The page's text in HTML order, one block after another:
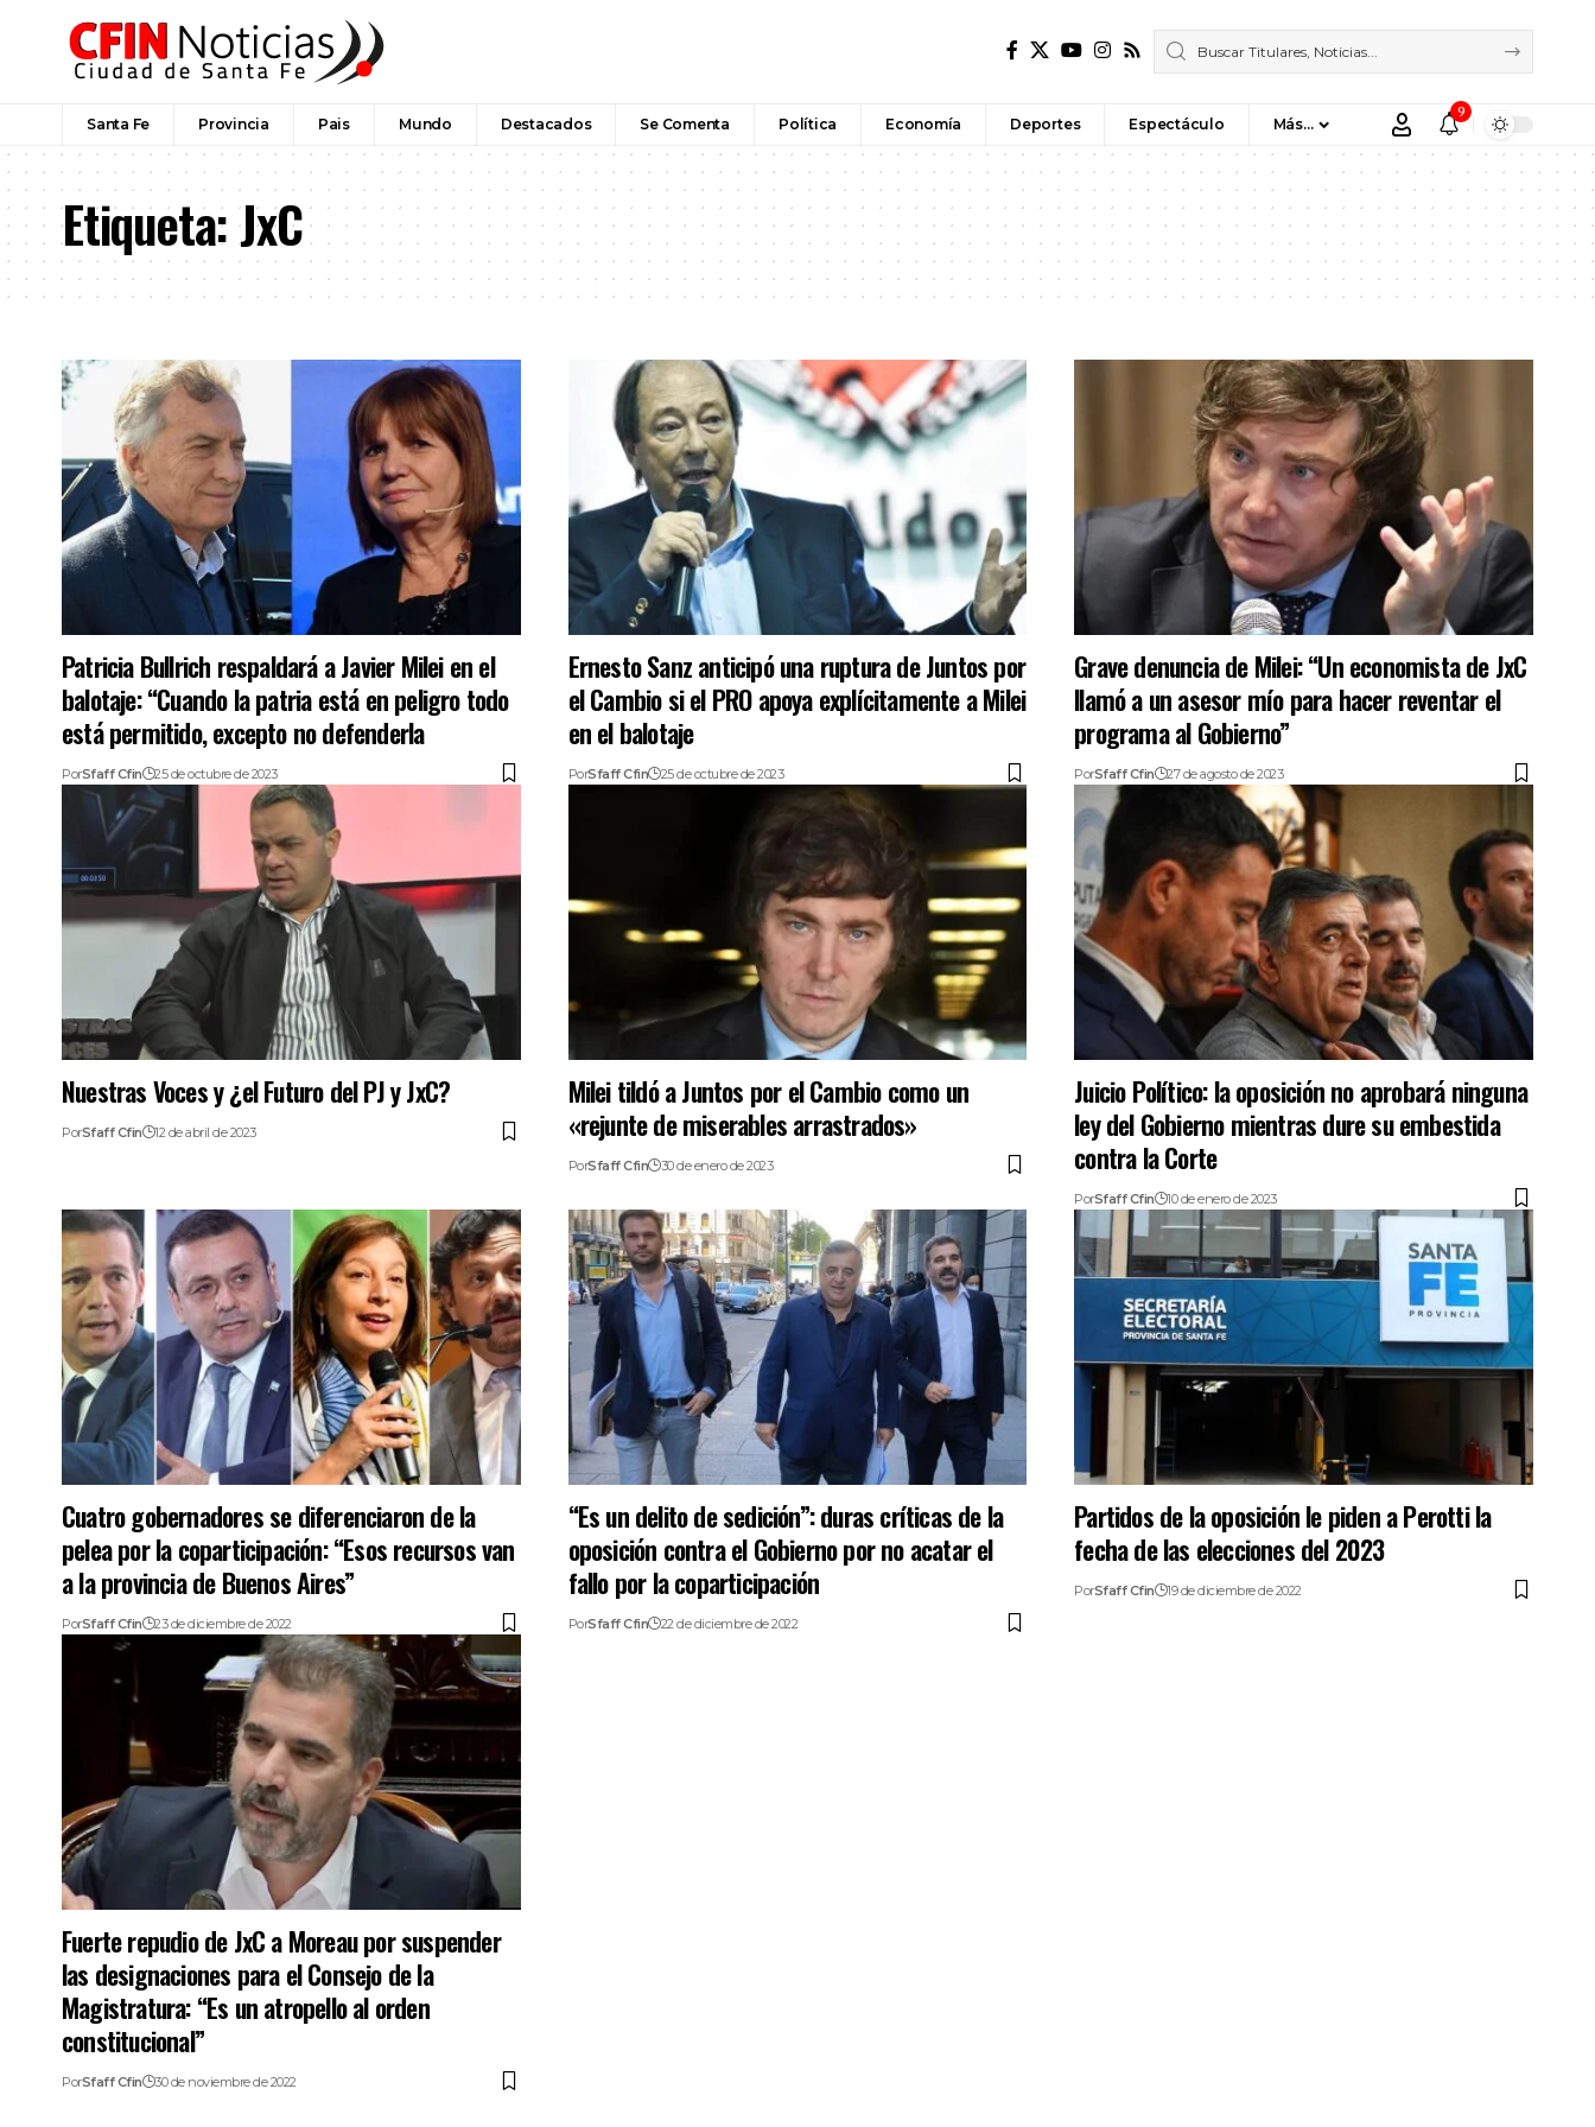
Santa Fe Provincia Pais Mundo Destacados Se Comenta Política Economía Deportes Espectáculo Más…
9
Etiqueta:JxC
Patricia Bullrich respaldará a Javier Milei en el
balotaje: “Cuando la patria está en peligro todo
está permitido, excepto no defenderla
PorSfaff Cfin 25 de octubre de 2023
Ernesto Sanz anticipó una ruptura de Juntos por
el Cambio si el PRO apoya explícitamente a Milei
en el balotaje
PorSfaff Cfin 25 de octubre de 2023
Grave denuncia de Milei: “Un economista de JxC
llamó a un asesor mío para hacer reventar el
programa al Gobierno”
PorSfaff Cfin 27 de agosto de 2023
Nuestras Voces y ¿el Futuro del PJ y JxC?
PorSfaff Cfin 12 de abril de 2023
Milei tildó a Juntos por el Cambio como un
«rejunte de miserables arrastrados»
PorSfaff Cfin 30 de enero de 2023
Juicio Político: la oposición no aprobará ninguna
ley del Gobierno mientras dure su embestida
contra la Corte
PorSfaff Cfin 10 de enero de 2023
Cuatro gobernadores se diferenciaron de la
pelea por la coparticipación: “Esos recursos van
a la provincia de Buenos Aires”
PorSfaff Cfin 23 de diciembre de 2022
“Es un delito de sedición”: duras críticas de la
oposición contra el Gobierno por no acatar el
fallo por la coparticipación
PorSfaff Cfin 22 de diciembre de 2022
Partidos de la oposición le piden a Perotti la
fecha de las elecciones del 2023
PorSfaff Cfin 19 de diciembre de 2022
Fuerte repudio de JxC a Moreau por suspender
las designaciones para el Consejo de la
Magistratura: “Es un atropello al orden
constitucional”
PorSfaff Cfin 30 de noviembre de 2022